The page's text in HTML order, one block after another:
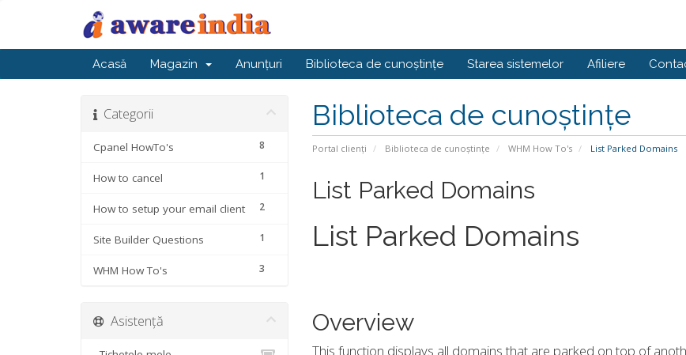
Acasă Magazin Anunțuri Biblioteca de cunoștințe Starea sistemelor Afiliere
Biblioteca de cunoștințe
Portal clienți Biblioteca de cunoștințe WHM How To's List Parked Domains
Categorii
8
Cpanel HowTo's
1
How to cancel
2
How to setup your email client
1
Site Builder Questions
3
WHM How To's
List Parked Domains
List Parked Domains
Overview
This function displays all domains that are parked on top of
Asistență